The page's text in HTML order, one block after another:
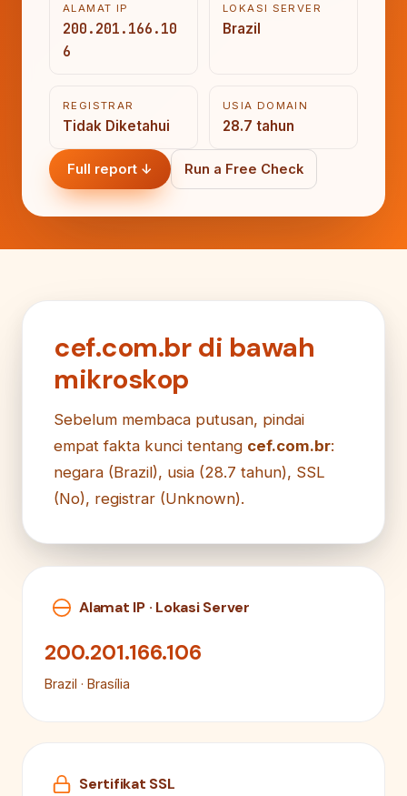
ALAMAT IP
200.201.166.10
6
LOKASI SERVER
Brazil
REGISTRAR
Tidak Diketahui
USIA DOMAIN
28.7 tahun
Full report ↓ Run a Free Check
cef.com.br di bawah
mikroskop
Sebelum membaca putusan, pindai
empat fakta kunci tentang cef.com.br:
negara (Brazil), usia (28.7 tahun), SSL
(No), registrar (Unknown).
Alamat IP · Lokasi Server
200.201.166.106
Brazil · Brasília
Sertifikat SSL